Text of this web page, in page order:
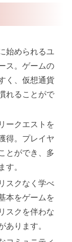
始められるユ
ス。ゲームの
く、仮想通貨
れることがで
ークエストを
得。プレイヤ
とができ、多
。
スクなく学べ
本をゲームを
スクを伴わな
ります。